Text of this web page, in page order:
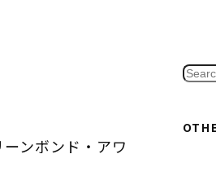
ンボンド・アワ
S
a